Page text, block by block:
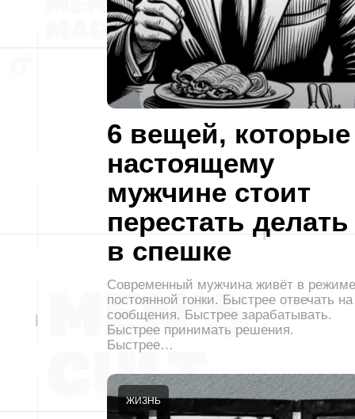
6 вещей, которые
настоящему
мужчине стоит
перестать делать
в спешке
Современный мужчина живёт в режиме
постоянной гонки. Быстрее отвечать на
сообщения. Быстрее зарабатывать.
Быстрее принимать решения.
Быстрее…
ЖИЗНЬ